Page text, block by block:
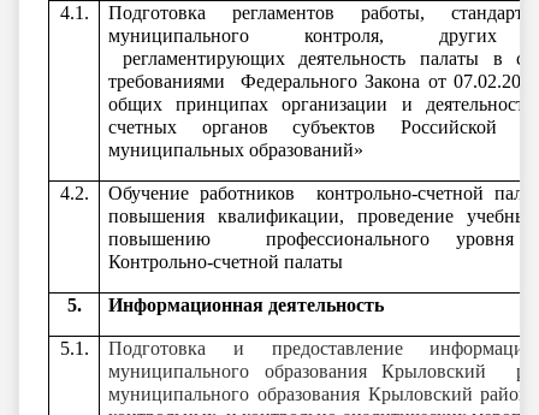
4.1.
Подготовка регламентов работы,
муниципального контроля, других
регламентирующих деятельность палаты в
требованиями Федерального Закона от
общих принципах организации и деятельности
счетных органов субъектов Российской
муниципальных образований»
4.2.
Обучение работников контрольно-счетной
повышения квалификации, проведение
повышению профессионального уровня
Контрольно-счетной палаты
5. Информационная деятельность
5.1.
Подготовка и предоставление
муниципального образования Крыловский
муниципального образования Крыловский район